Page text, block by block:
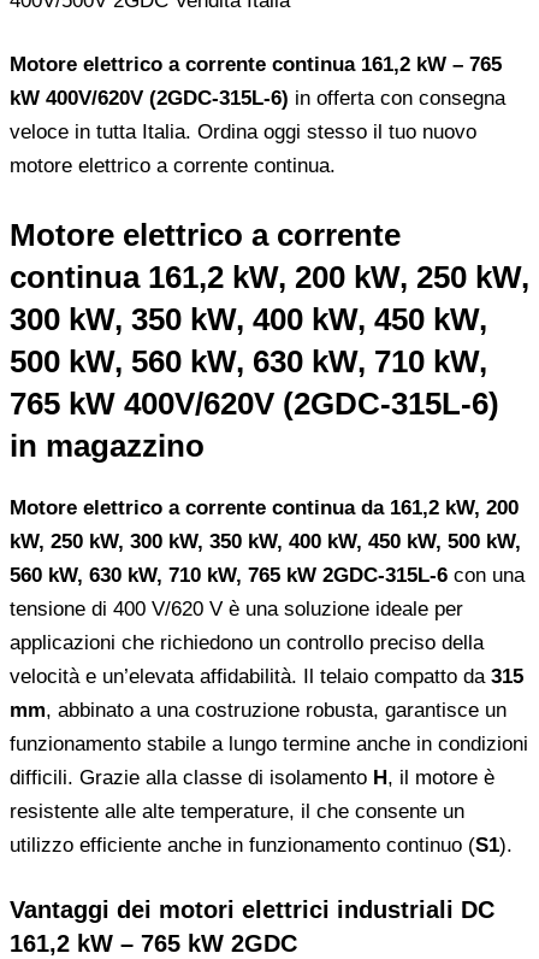
Motore elettrico a corrente continua 161,2 kW – 765
kW 400V/620V (2GDC-315L-6) in offerta con consegna
veloce in tutta Italia. Ordina oggi stesso il tuo nuovo
motore elettrico a corrente continua.
Motore elettrico a corrente
continua 161,2 kW, 200 kW, 250 kW,
300 kW, 350 kW, 400 kW, 450 kW,
500 kW, 560 kW, 630 kW, 710 kW,
765 kW 400V/620V (2GDC-315L-6)
in magazzino
Motore elettrico a corrente continua da 161,2 kW, 200
kW, 250 kW, 300 kW, 350 kW, 400 kW, 450 kW, 500 kW,
560 kW, 630 kW, 710 kW, 765 kW 2GDC-315L-6 con una
tensione di 400 V/620 V è una soluzione ideale per
applicazioni che richiedono un controllo preciso della
velocità e un’elevata affidabilità. Il telaio compatto da 315
mm, abbinato a una costruzione robusta, garantisce un
funzionamento stabile a lungo termine anche in condizioni
difficili. Grazie alla classe di isolamento H, il motore è
resistente alle alte temperature, il che consente un
utilizzo efficiente anche in funzionamento continuo (S1).
Vantaggi dei motori elettrici industriali DC
161,2 kW – 765 kW 2GDC